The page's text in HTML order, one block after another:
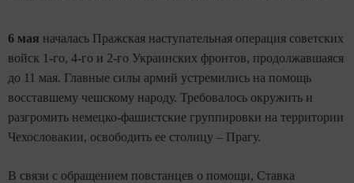
6 мая началась Пражская наступательная операция советских
войск 1-го, 4-го и 2-го Украинских фронтов, продолжавшаяся
до 11 мая. Главные силы армий устремились на помощь
восставшему чешскому народу. Требовалось окружить и
разгромить немецко-фашистские группировки на территории
Чехословакии, освободить еe столицу – Прагу.
В связи с обращением повстанцев о помощи, Ставка